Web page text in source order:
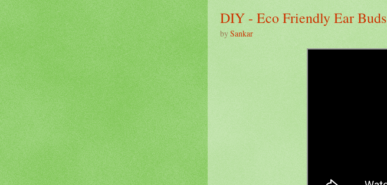
DIY - Eco Friendly Ear Buds
bySankar